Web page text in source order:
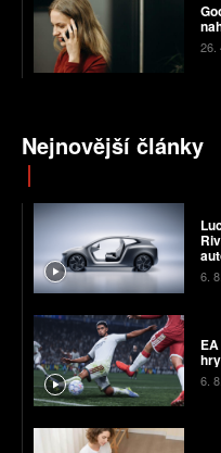
26.
Nejnovější články
6.
6.